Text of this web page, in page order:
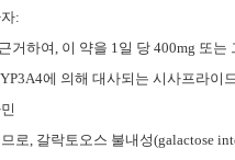
:
거하여, 이 약을 1일 당 400mg 또
에 의해 대사되는 시사프라
로, 갈락토오스 불내성(galactose